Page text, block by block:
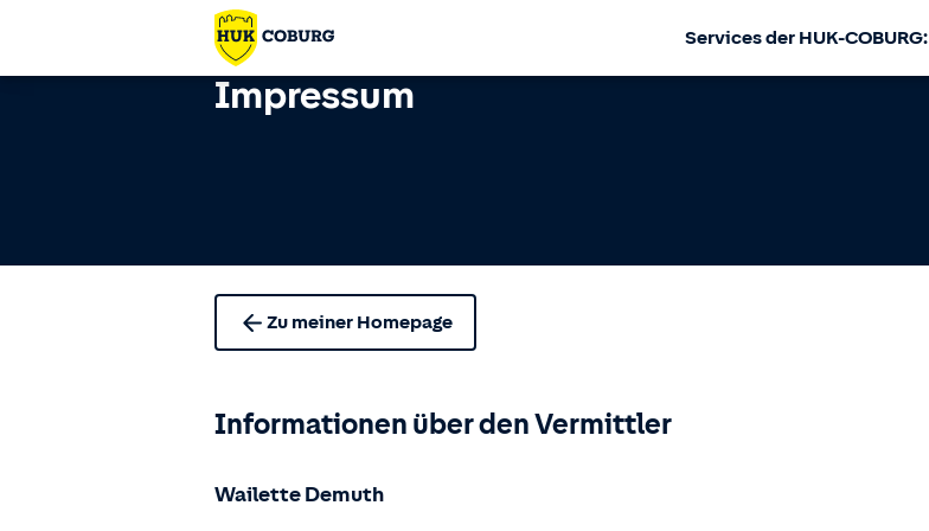
Services der HUK-COBURG:
Impressum
Zu meiner Homepage
Informationen über den Vermittler
Wailette Demuth